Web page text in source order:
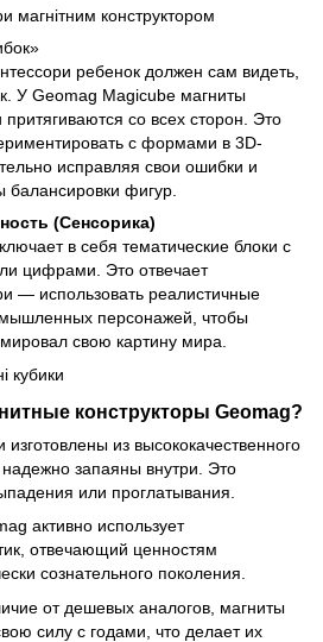
ребенок должен сам видеть,
У Geomag Magicube магниты
притягиваются со всех сторон. Это
с формами в 3D-
исправляя свои ошибки и
балансировки фигур.
(Сенсорика)
в себя тематические блоки с
цифрами. Это отвечает
— использовать реалистичные
персонажей, чтобы
свою картину мира.
конструкторы Geomag?
изготовлены из высококачественного
запаяны внутри. Это
или проглатывания.
активно использует
отвечающий ценностям
сознательного поколения.
от дешевых аналогов, магниты
силу с годами, что делает их